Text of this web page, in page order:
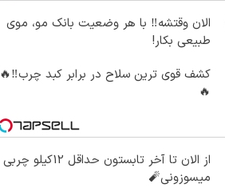
الان وقتشه‼️ با هر وضعیت بانک مو، موی
طبیعی بکار!
کشف قوی ترین سلاح در برابر کبد چرب‼️🔥
🔥
از الان تا آخر تابستون حداقل 12کیلو چربی
میسوزونی🧨